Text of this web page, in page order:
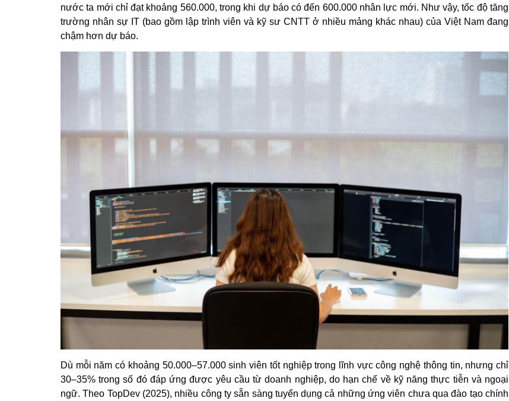
nước ta mới chỉ đạt khoảng 560.000, trong khi dự báo có đến 600.000 nhân lực mới. Như vậy, tốc độ tăng
trường nhân sự IT (bao gồm lập trình viên và kỹ sư CNTT ở nhiều mảng khác nhau) của Việt Nam đang
chậm hơn dự báo.
Dù mỗi năm có khoảng 50.000–57.000 sinh viên tốt nghiệp trong lĩnh vực công nghệ thông tin, nhưng chỉ
30–35% trong số đó đáp ứng được yêu cầu từ doanh nghiệp, do hạn chế về kỹ năng thực tiễn và ngoại
ngữ. Theo TopDev (2025), nhiều công ty sẵn sàng tuyển dụng cả những ứng viên chưa qua đào tạo chính